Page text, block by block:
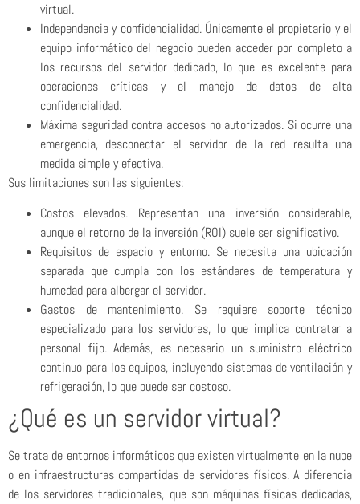
virtual.
Independencia y confidencialidad. Únicamente el propietario y el
equipo informático del negocio pueden acceder por completo a
los recursos del servidor dedicado, lo que es excelente para
operaciones críticas y el manejo de datos de alta
confidencialidad.
Máxima seguridad contra accesos no autorizados. Si ocurre una
emergencia, desconectar el servidor de la red resulta una
medida simple y efectiva.
Sus limitaciones son las siguientes:
Costos elevados. Representan una inversión considerable,
aunque el retorno de la inversión (ROI) suele ser significativo.
Requisitos de espacio y entorno. Se necesita una ubicación
separada que cumpla con los estándares de temperatura y
humedad para albergar el servidor.
Gastos de mantenimiento. Se requiere soporte técnico
especializado para los servidores, lo que implica contratar a
personal fijo. Además, es necesario un suministro eléctrico
continuo para los equipos, incluyendo sistemas de ventilación y
refrigeración, lo que puede ser costoso.
¿Qué es un servidor virtual?
Se trata de entornos informáticos que existen virtualmente en la nube
o en infraestructuras compartidas de servidores físicos. A diferencia
de los servidores tradicionales, que son máquinas físicas dedicadas,